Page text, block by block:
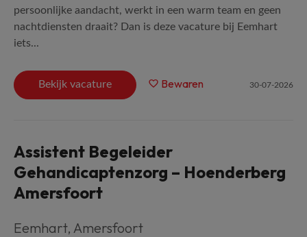
persoonlijke aandacht, werkt in een warm team en geen
nachtdiensten draait? Dan is deze vacature bij Eemhart
iets...
Bekijk vacature Bewaren 30-07-2026
Assistent Begeleider
Gehandicaptenzorg – Hoenderberg
Amersfoort
Eemhart, Amersfoort